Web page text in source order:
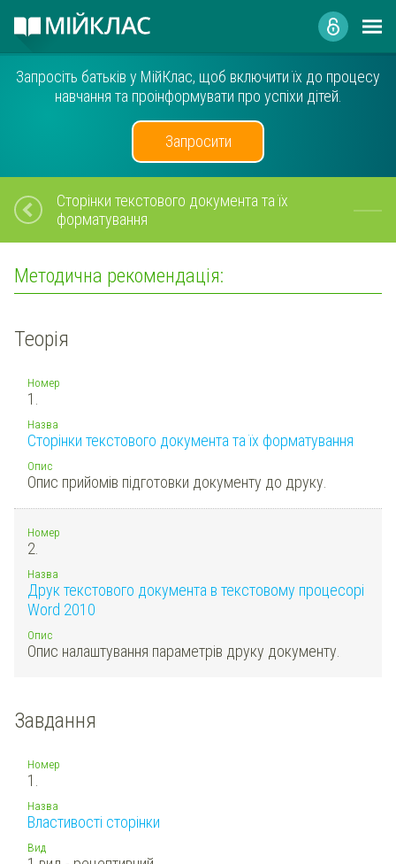
Запросіть батьків у МійКлас, щоб включити їх до процесу
навчання та проінформувати про успіхи дітей.
Запросити
Сторінки текстового документа та їх
форматування
Методична рекомендація:
Теорія
Номер
1.
Назва
Сторінки текстового документа та їх форматування
Опис
Опис прийомів підготовки документу до друку.
Номер
2.
Назва
Друк текстового документа в текстовому процесорі
Word 2010
Опис
Опис налаштування параметрів друку документу.
Завдання
Номер
1.
Назва
Властивості сторінки
Вид